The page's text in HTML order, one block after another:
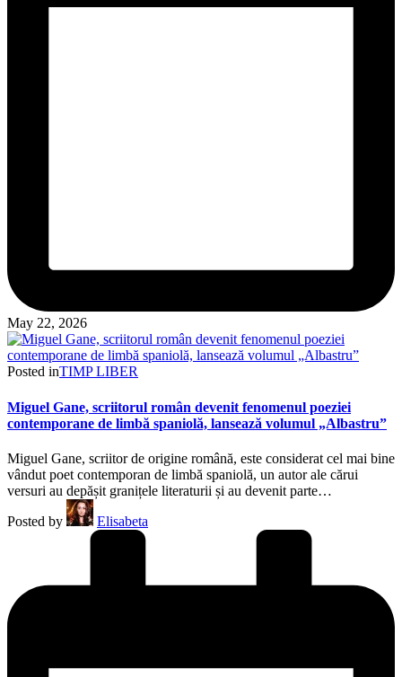
May 22, 2026
Posted inTIMP LIBER
Miguel Gane, scriitorul român devenit fenomenul poeziei
contemporane de limbă spaniolă, lansează volumul „Albastru”
Miguel Gane, scriitor de origine română, este considerat cel mai bine
vândut poet contemporan de limbă spaniolă, un autor ale cărui
versuri au depășit granițele literaturii și au devenit parte…
Posted by
Elisabeta